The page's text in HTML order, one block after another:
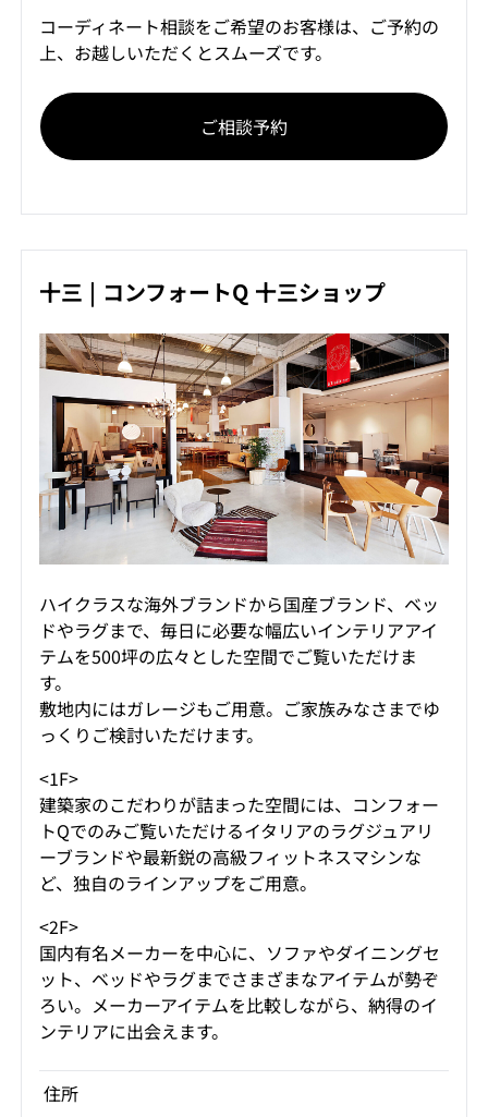
コーディネート相談をご希望のお客様は、ご予約の
上、お越しいただくとスムーズです。
ご相談予約
十三 | コンフォートQ 十三ショップ
ハイクラスな海外ブランドから国産ブランド、ベッ
ドやラグまで、毎日に必要な幅広いインテリアアイ
テムを500坪の広々とした空間でご覧いただけま
す。
敷地内にはガレージもご用意。ご家族みなさまでゆ
っくりご検討いただけます。
<1F>
建築家のこだわりが詰まった空間には、コンフォー
トQでのみご覧いただけるイタリアのラグジュアリ
ーブランドや最新鋭の高級フィットネスマシンな
ど、独自のラインアップをご用意。
<2F>
国内有名メーカーを中心に、ソファやダイニングセ
ット、ベッドやラグまでさまざまなアイテムが勢ぞ
ろい。メーカーアイテムを比較しながら、納得のイ
ンテリアに出会えます。
住所